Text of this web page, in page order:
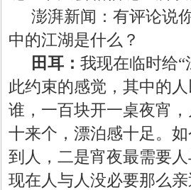
澎湃新闻：有评论说
中的江湖是什么？
田耳： 我现在临时给
此约束的感觉，其中的
谁，一百块开一桌夜宵
十来个，漂泊感十足。
到人，二是宵夜最需要
现在人与人没必要那么